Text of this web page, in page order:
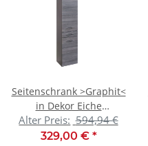
Seitenschrank >Graphit<
in Dekor Eiche
rauchsilber aus MDF -
40x180x35cm (BxHxT)
Alter Preis: 594,94 €
329,00 € *